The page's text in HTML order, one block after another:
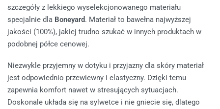
szczegóły z lekkiego wyselekcjonowanego materiału
specjalnie dla Boneyard. Materiał to bawełna najwyższej
jakości (100%), jakiej trudno szukać w innych produktach w
podobnej półce cenowej.
Niezwykle przyjemny w dotyku i przyjazny dla skóry materiał
jest odpowiednio przewiewny i elastyczny. Dzięki temu
zapewnia komfort nawet w stresujących sytuacjach.
Doskonale układa się na sylwetce i nie gniecie się, dlatego